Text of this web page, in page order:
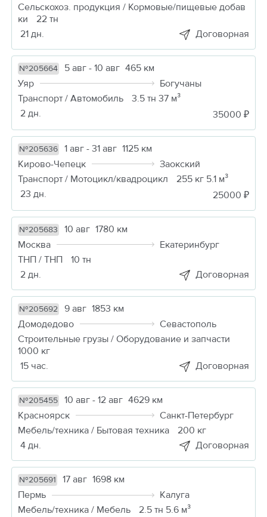
Сельскохоз. продукция / Кормовые/пищевые добав
ки
22 тн
21 дн.
Договорная
№205664 5 авг - 10 авг 465 км
Уяр
Богучаны
Транспорт / Автомобиль
3.5 тн 37 м³
2 дн.
35000 ₽
№205636 1 авг - 31 авг 1125 км
Кирово-Чепецк
Заокский
Транспорт / Мотоцикл/квадроцикл
255 кг 5.1 м³
23 дн.
25000 ₽
№205683 10 авг 1780 км
Москва
Екатеринбург
ТНП / ТНП
10 тн
2 дн.
Договорная
№205692 9 авг 1853 км
Домодедово
Севастополь
Строительные грузы / Оборудование и запчасти
1000 кг
15 час.
Договорная
№205455 10 авг - 12 авг 4629 км
Красноярск
Санкт-Петербург
Мебель/техника / Бытовая техника
200 кг
4 дн.
Договорная
№205691 17 авг 1698 км
Пермь
Калуга
Мебель/техника / Мебель
2.5 тн 5.6 м³